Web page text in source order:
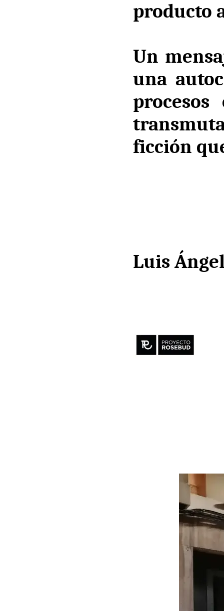
producto
Un
una
ficción
Luis